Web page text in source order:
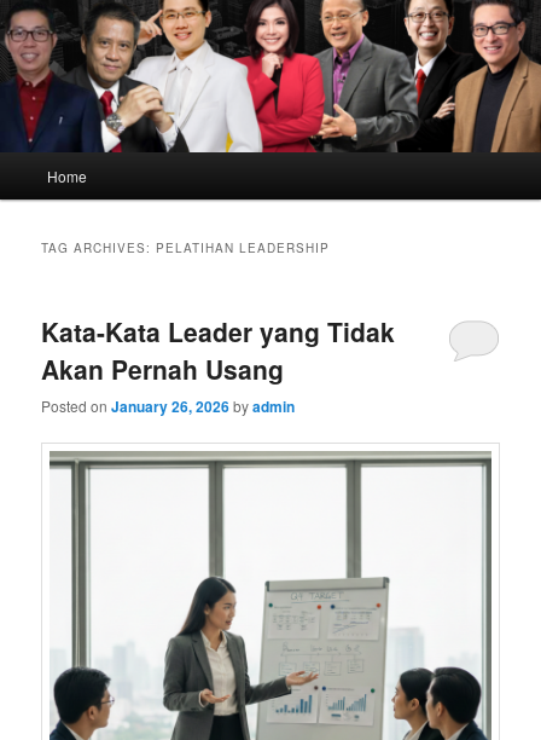
Home
TAG ARCHIVES: PELATIHAN LEADERSHIP
Kata-Kata Leader yang Tidak
Akan Pernah Usang
Posted onJanuary 26, 2026byadmin